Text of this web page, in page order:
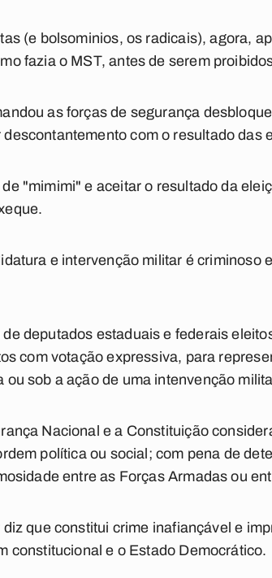
(e bolsominios, os radicais), agora,
fazia o MST, antes de serem
as forças de segurança
com o resultado das
"mimimi" e aceitar o resultado da
e intervenção militar é criminoso
deputados estaduais e federais
com votação expressiva, para
ou sob a ação de uma intenvenção
Nacional e a Constituição
política ou social; com pena de
entre as Forças Armadas ou
que constitui crime inafiançável e
constitucional e o Estado Democrático.